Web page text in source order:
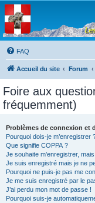
Les Marmottes
Savoie
Forum d'entraide généalogique
FAQ
Accueil du site Forum
Foire aux
fréquemment)
Problèmes de connexion et
Pourquoi dois-je m’enregistrer
Que signifie COPPA ?
Je souhaite m’enregistrer,
Je suis enregistré mais je ne
Pourquoi ne puis-je pas me
Je me suis enregistré par le
J’ai perdu mon mot de passe !
Pourquoi suis-je